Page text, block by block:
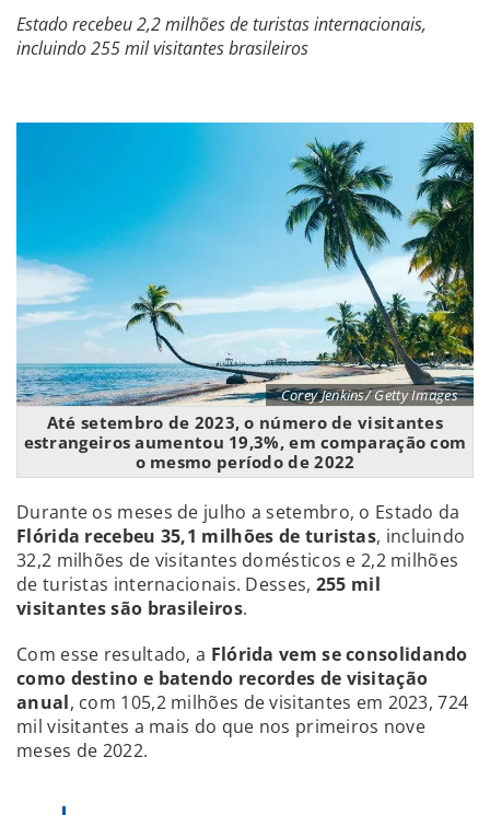
Estado recebeu 2,2 milhões de turistas internacionais,
incluindo 255 mil visitantes brasileiros
Corey Jenkins/ Getty Images
Até setembro de 2023, o número de visitantes
estrangeiros aumentou 19,3%, em comparação com
o mesmo período de 2022
Durante os meses de julho a setembro, o Estado da
Flórida recebeu 35,1 milhões de turistas, incluindo
32,2 milhões de visitantes domésticos e 2,2 milhões
de turistas internacionais. Desses, 255 mil
visitantes são brasileiros.
Com esse resultado, a Flórida vem se consolidando
como destino e batendo recordes de visitação
anual, com 105,2 milhões de visitantes em 2023, 724
mil visitantes a mais do que nos primeiros nove
meses de 2022.